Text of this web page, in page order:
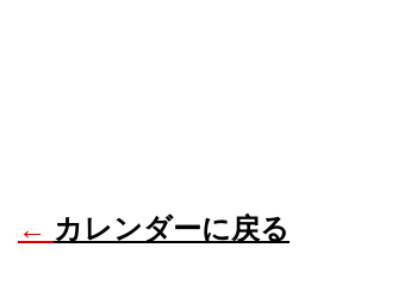
← カレンダーに戻る